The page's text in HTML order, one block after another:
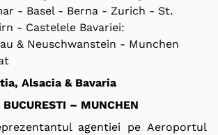
- Basel - Berna - Zurich - St.
- Castelele Bavariei:
& Neuschwanstein - Munchen
Alsacia & Bavaria
– MUNCHEN
agentiei pe Aeroportul